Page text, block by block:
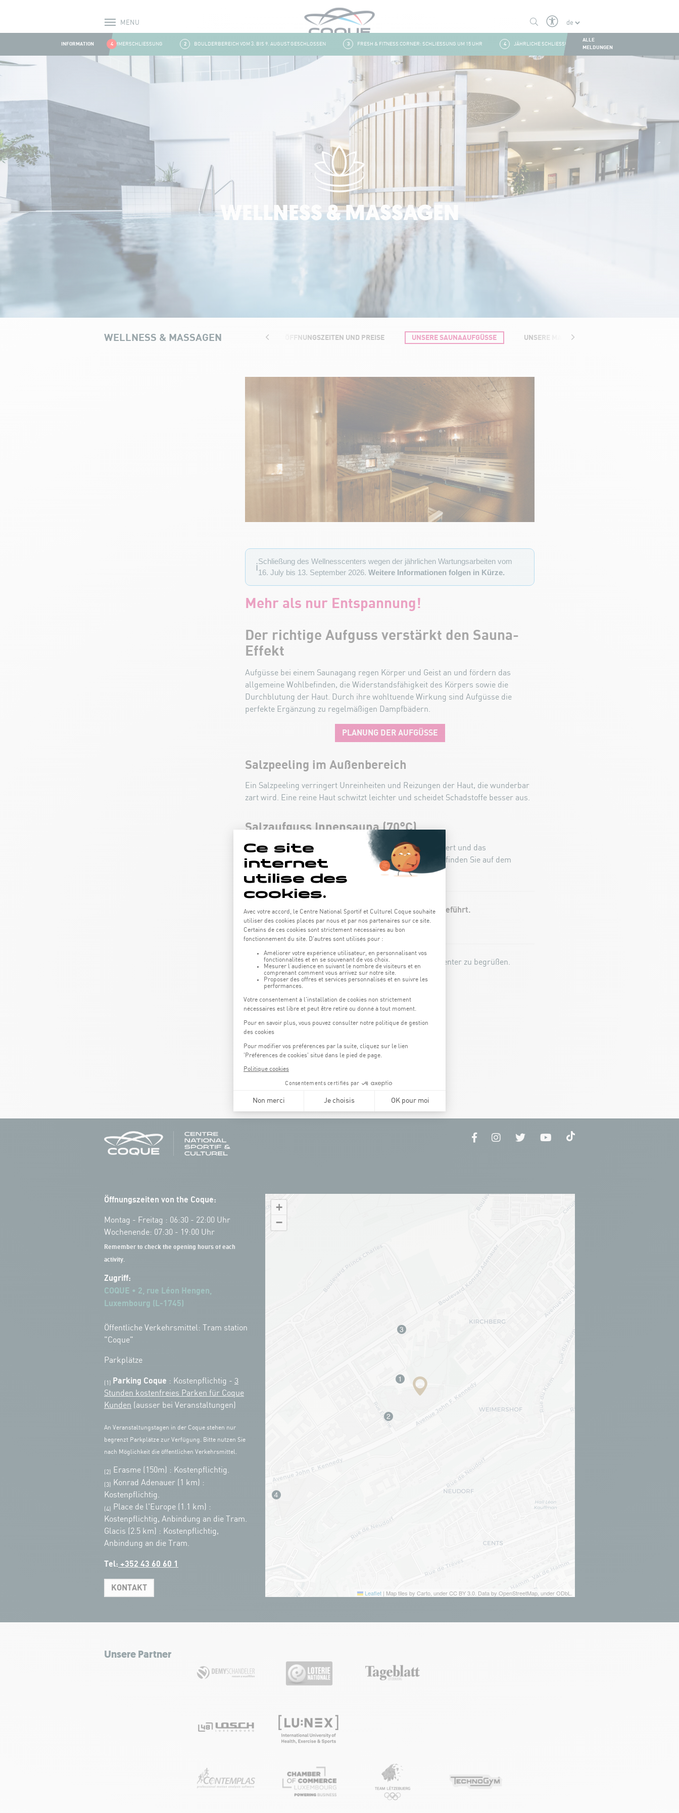
Aller au contenu
MENU
INFORMATION 4
1 SOMMERSCHLIESSUNG BOULDERBEREICH VOM 3. BIS 9. AUGUST GESCHLOSSEN FRESH & FITNESS CORNER: SCHLIESSUNG UM 15 UHR JÄHRLICHE SCHLIESSUNG DER LA COQUILLE
ALLE
MELDUNGEN
WELLNESS & MASSAGEN
WELLNESS & MASSAGEN
UNSERE INFRASTRUKTUREN ÖFFNUNGSZEITEN UND PREISE UNSERE SAUNAAUFGÜSSE UNSERE MASSAGEN
ℹ️
Schließung des Wellnesscenters wegen der jährlichen Wartungsarbeiten vom
16. July bis 13. September 2026. Weitere Informationen folgen in Kürze.
Mehr als nur Entspannung!
Der richtige Aufguss verstärkt den Sauna-
Effekt
Aufgüsse bei einem Saunagang regen Körper und Geist an und fördern das
allgemeine Wohlbefinden, die Widerstandsfähigkeit des Körpers sowie die
Durchblutung der Haut. Durch ihre wohltuende Wirkung sind Aufgüsse die
perfekte Ergänzung zu regelmäßigen Dampfbädern.
PLANUNG DER AUFGÜSSE
Salzpeeling im Außenbereich
Ein Salzpeeling verringert Unreinheiten und Reizungen der Haut, die wunderbar
zart wird. Eine reine Haut schwitzt leichter und scheidet Schadstoffe besser aus.
Salzaufguss Innensauna (70°C)
Genießen Sie einen Salzaufguss, der die Atmung verbessert und das
Immunsystem stärkt. Unser tägliches Aufguss-Angebot finden Sie auf dem
Aushang am Eingang des Wellnesscenters.
Die Aufgüsse werden mit ätherischen Ölen durchgeführt.
Nicht empfohlen für Schwangere und Allergiker.
Unser Fachpersonal freut sich darauf, Sie im Wellnesscenter zu begrüßen.
Öffnungszeiten von the Coque:
Montag - Freitag : 06:30 - 22:00 Uhr
Wochenende: 07:30 - 19:00 Uhr
Remember to check the opening hours of each
activity.
Zugriff:
COQUE • 2, rue Léon Hengen,
Luxembourg (L-1745)
Öffentliche Verkehrsmittel: Tram station
"Coque"
Parkplätze
(1) Parking Coque : Kostenpflichtig - 3
Stunden kostenfreies Parken für Coque
Kunden (ausser bei Veranstaltungen)
An Veranstaltungstagen in der Coque stehen nur
begrenzt Parkplätze zur Verfügung. Bitte nutzen Sie
nach Möglichkeit die öffentlichen Verkehrsmittel.
(2) Erasme (150m) : Kostenpflichtig.
(3) Konrad Adenauer (1 km)
:
Kostenpflichtig.
(4)
Place de l'Europe (1.1 km) :
Kostenpflichtig, Anbindung an die Tram.
Glacis (2.5 km) : Kostenpflichtig,
Anbindung an die Tram.
Tel: +352 43 60 60 1
KONTAKT
+
−
Leaflet | Map tiles by Carto, under CC BY 3.0. Data by OpenStreetMap, under ODbL.
Unsere Partner